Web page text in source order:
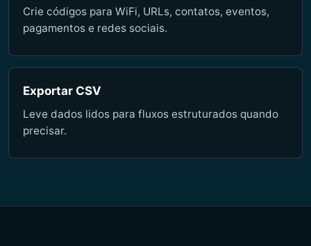
Crie códigos para WiFi, URLs, contatos, eventos,
pagamentos e redes sociais.
Exportar CSV
Leve dados lidos para fluxos estruturados quando
precisar.